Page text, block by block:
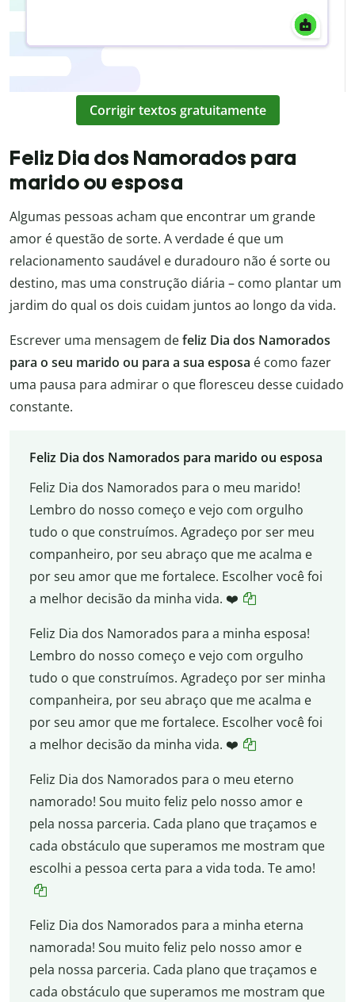
Corrigir textos gratuitamente
Feliz Dia dos Namorados para
marido ou esposa
Algumas pessoas acham que encontrar um grande
amor é questão de sorte. A verdade é que um
relacionamento saudável e duradouro não é sorte ou
destino, mas uma construção diária – como plantar um
jardim do qual os dois cuidam juntos ao longo da vida.
Escrever uma mensagem defeliz Dia dos Namorados
para o seu marido ou para a sua esposa é como fazer
uma pausa para admirar o que floresceu desse cuidado
constante.
Feliz Dia dos Namorados para marido ou esposa
Feliz Dia dos Namorados para o meu marido!
Lembro do nosso começo e vejo com orgulho
tudo o que construímos. Agradeço por ser meu
companheiro, por seu abraço que me acalma e
por seu amor que me fortalece. Escolher você foi
a melhor decisão da minha vida. ❤️
Feliz Dia dos Namorados para a minha esposa!
Lembro do nosso começo e vejo com orgulho
tudo o que construímos. Agradeço por ser minha
companheira, por seu abraço que me acalma e
por seu amor que me fortalece. Escolher você foi
a melhor decisão da minha vida. ❤️
Feliz Dia dos Namorados para o meu eterno
namorado! Sou muito feliz pelo nosso amor e
pela nossa parceria. Cada plano que traçamos e
cada obstáculo que superamos me mostram que
escolhi a pessoa certa para a vida toda. Te amo!
Feliz Dia dos Namorados para a minha eterna
namorada! Sou muito feliz pelo nosso amor e
pela nossa parceria. Cada plano que traçamos e
cada obstáculo que superamos me mostram que